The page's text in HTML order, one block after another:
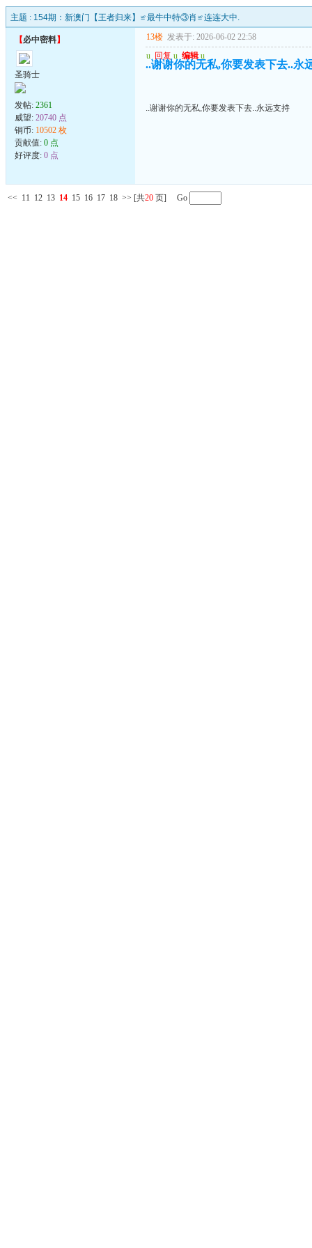
主题 : 154期：新澳门【王者归来】≌最牛中特③肖≌连连大中.
【必中密料】
圣骑士
发帖: 2361
威望: 20740 点
铜币: 10502 枚
贡献值: 0 点
好评度: 0 点
13楼 发表于: 2026-06-02 22:58
u 回复 u 编辑 u
..谢谢你的无私,你要发表下去..永
..谢谢你的无私,你要发表下去..永远支持
<< 11 12 13 14 15 16 17 18 >> [共20 页] Go